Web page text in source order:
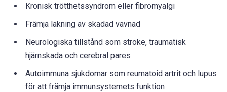
Kronisk trötthetssyndrom eller fibromyalgi
Främja läkning av skadad vävnad
Neurologiska tillstånd som stroke, traumatisk
hjärnskada och cerebral pares
Autoimmuna sjukdomar som reumatoid artrit och lupus
för att främja immunsystemets funktion